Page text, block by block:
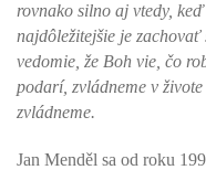
rovnako silno aj vtedy,
najdôležitejšie je
vedomie, že Boh vie, čo
podarí, zvládneme v
zvládneme.
Jan Menděl sa od roku